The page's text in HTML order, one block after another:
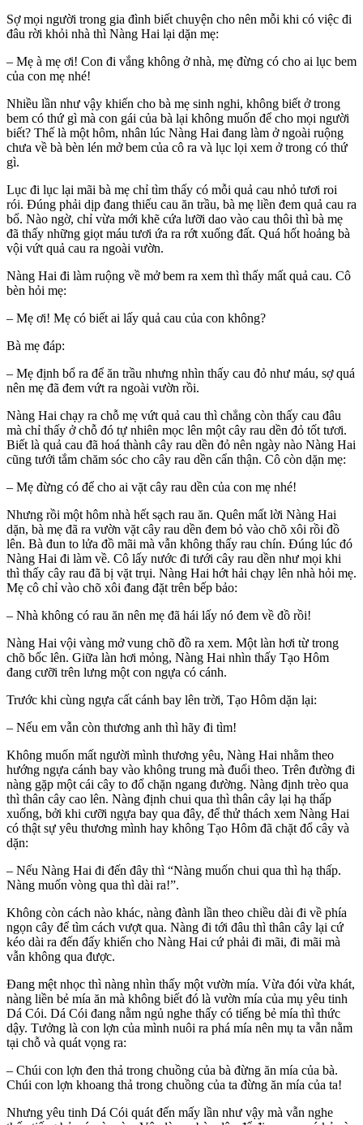
Sợ mọi người trong gia đình biết chuyện cho nên mỗi khi có việc đi
đâu rời khỏi nhà thì Nàng Hai lại dặn mẹ:
– Mẹ à mẹ ơi! Con đi vắng không ở nhà, mẹ đừng có cho ai lục bem
của con mẹ nhé!
Nhiều lần như vậy khiến cho bà mẹ sinh nghi, không biết ở trong
bem có thứ gì mà con gái của bà lại không muốn để cho mọi người
biết? Thế là một hôm, nhân lúc Nàng Hai đang làm ở ngoài ruộng
chưa về bà bèn lén mở bem của cô ra và lục lọi xem ở trong có thứ
gì.
Lục đi lục lại mãi bà mẹ chỉ tìm thấy có mỗi quả cau nhỏ tươi roi
rói. Đúng phải dịp đang thiếu cau ăn trầu, bà mẹ liền đem quả cau ra
bổ. Nào ngờ, chỉ vừa mới khẽ cứa lưỡi dao vào cau thôi thì bà mẹ
đã thấy những giọt máu tươi ứa ra rớt xuống đất. Quá hốt hoảng bà
vội vứt quả cau ra ngoài vườn.
Nàng Hai đi làm ruộng về mở bem ra xem thì thấy mất quả cau. Cô
bèn hỏi mẹ:
– Mẹ ơi! Mẹ có biết ai lấy quả cau của con không?
Bà mẹ đáp:
– Mẹ định bổ ra để ăn trầu nhưng nhìn thấy cau đỏ như máu, sợ quá
nên mẹ đã đem vứt ra ngoài vườn rồi.
Nàng Hai chạy ra chỗ mẹ vứt quả cau thì chẳng còn thấy cau đâu
mà chỉ thấy ở chỗ đó tự nhiên mọc lên một cây rau dền đỏ tốt tươi.
Biết là quả cau đã hoá thành cây rau dền đỏ nên ngày nào Nàng Hai
cũng tưới tắm chăm sóc cho cây rau dền cẩn thận. Cô còn dặn mẹ:
– Mẹ đừng có để cho ai vặt cây rau dền của con mẹ nhé!
Nhưng rồi một hôm nhà hết sạch rau ăn. Quên mất lời Nàng Hai
dặn, bà mẹ đã ra vườn vặt cây rau dền đem bỏ vào chõ xôi rồi đồ
lên. Bà đun to lửa đồ mãi mà vẫn không thấy rau chín. Đúng lúc đó
Nàng Hai đi làm về. Cô lấy nước đi tưới cây rau dền như mọi khi
thì thấy cây rau đã bị vặt trụi. Nàng Hai hớt hải chạy lên nhà hỏi mẹ.
Mẹ cô chỉ vào chõ xôi đang đặt trên bếp bảo:
– Nhà không có rau ăn nên mẹ đã hái lấy nó đem về đồ rồi!
Nàng Hai vội vàng mở vung chõ đồ ra xem. Một làn hơi từ trong
chõ bốc lên. Giữa làn hơi mỏng, Nàng Hai nhìn thấy Tạo Hôm
đang cưỡi trên lưng một con ngựa có cánh.
Trước khi cùng ngựa cất cánh bay lên trời, Tạo Hôm dặn lại:
– Nếu em vẫn còn thương anh thì hãy đi tìm!
Không muốn mất người mình thương yêu, Nàng Hai nhằm theo
hướng ngựa cánh bay vào không trung mà đuổi theo. Trên đường đi
nàng gặp một cái cây to đổ chặn ngang đường. Nàng định trèo qua
thì thân cây cao lên. Nàng định chui qua thì thân cây lại hạ thấp
xuống, bởi khi cưỡi ngựa bay qua đây, để thử thách xem Nàng Hai
có thật sự yêu thương mình hay không Tạo Hôm đã chặt đổ cây và
dặn:
– Nếu Nàng Hai đi đến đây thì “Nàng muốn chui qua thì hạ thấp.
Nàng muốn vòng qua thì dài ra!”.
Không còn cách nào khác, nàng đành lần theo chiều dài đi về phía
ngọn cây để tìm cách vượt qua. Nàng đi tới đâu thì thân cây lại cứ
kéo dài ra đến đấy khiến cho Nàng Hai cứ phải đi mãi, đi mãi mà
vẫn không qua được.
Đang mệt nhọc thì nàng nhìn thấy một vườn mía. Vừa đói vừa khát,
nàng liền bẻ mía ăn mà không biết đó là vườn mía của mụ yêu tinh
Dá Cói. Dá Cói đang nằm ngủ nghe thấy có tiếng bẻ mía thì thức
dậy. Tưởng là con lợn của mình nuôi ra phá mía nên mụ ta vẫn nằm
tại chỗ và quát vọng ra:
– Chúi con lợn đen thả trong chuồng của bà đừng ăn mía của bà.
Chúi con lợn khoang thả trong chuồng của ta đừng ăn mía của ta!
Nhưng yêu tinh Dá Cói quát đến mấy lần như vậy mà vẫn nghe